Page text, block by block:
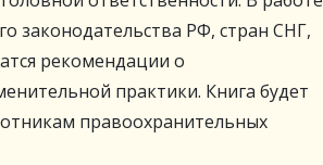
законодательства РФ, стран СНГ,
рекомендации о
практики. Книга будет
правоохранительных